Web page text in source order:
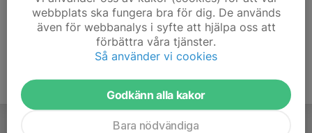
webbplats ska fungera bra för dig. De används
även för webbanalys i syfte att hjälpa oss att
förbättra våra tjänster.
Så använder vi cookies
Godkänn alla kakor
Bara nödvändiga